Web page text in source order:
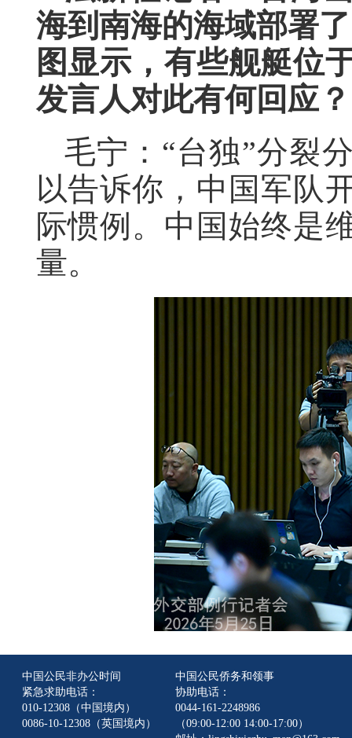
海到南海的海域部署
图显示，有些舰艇位
发言人对此有何回应？
毛宁：“台独”分裂
以告诉你，中国军队
际惯例。中国始终是
量。
中国公民非办公时间
紧急求助电话：
010-12308（中国境内）
0086-10-12308（英国境内）
中国公民侨务和领事
协助电话：
0044-161-2248986
（09:00-12:00 14:00-17:00）